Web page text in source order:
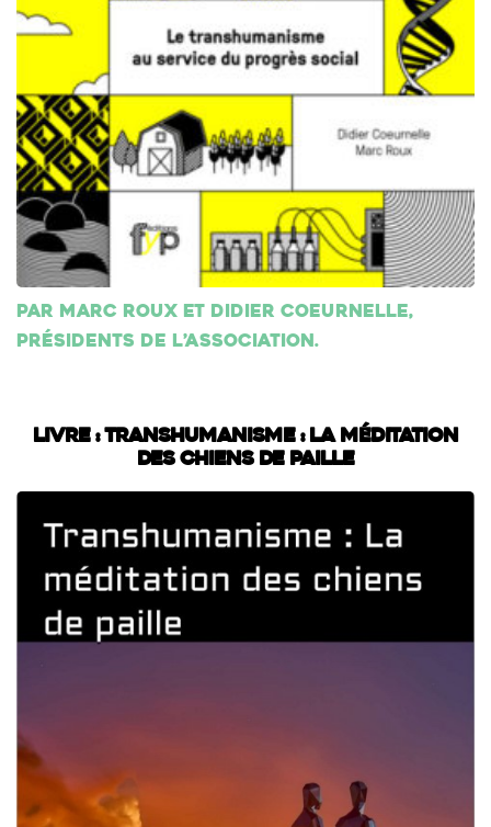
Par Marc Roux et Didier Coeurnelle,
présidents de l’association.
Livre : Transhumanisme : La méditation
des chiens de paille